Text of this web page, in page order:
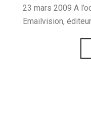
23 mars 2009 A
Emailvision,